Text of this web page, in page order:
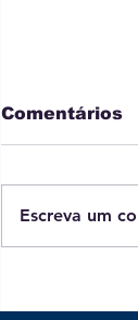
Comentários
Escreva um